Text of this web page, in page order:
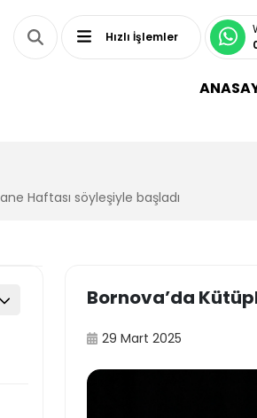
Hızlı İşlemler
Haftası söyleşiyle başladı
Bornova’da
29 Mart 2025